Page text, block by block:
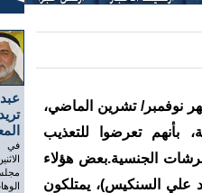
في
نوفمبر/ تشرين الماضي،
تعرضوا للتعذيب
الجنسية.بعض هؤلاء
السنكيس)، يمتلكون